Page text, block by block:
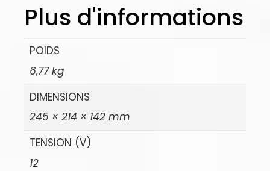
Plus d'informations
POIDS
6,77 kg
DIMENSIONS
245 × 214 × 142 mm
TENSION (V)
12